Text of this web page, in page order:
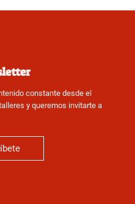
constante desde el
y queremos invitarte a